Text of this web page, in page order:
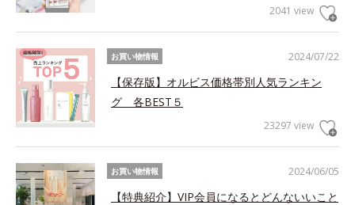
2041 view
2024/07/22
お買い物情報
【保存版】オルビス価格帯別人気ランキン
グ 各BEST５
23297 view
2024/06/05
お買い物情報
【特典紹介】VIP会員になるとどんないいこと